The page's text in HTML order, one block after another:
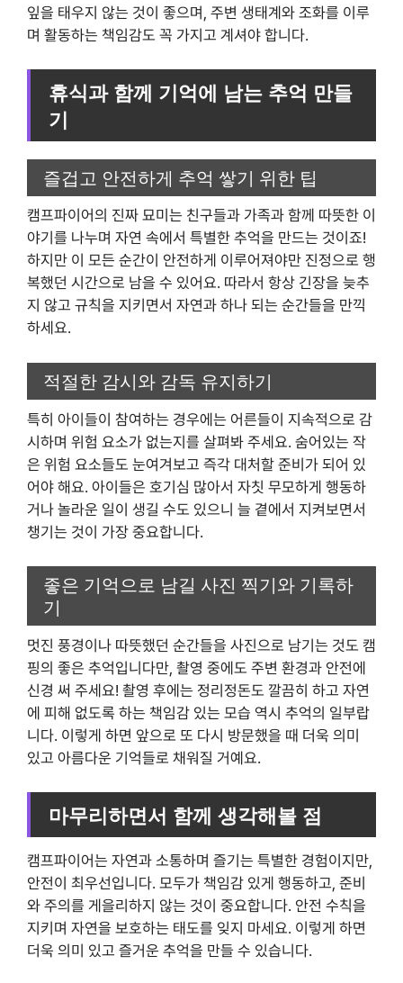
잎을 태우지 않는 것이 좋으며, 주변 생태계와 조화를 이루
며 활동하는 책임감도 꼭 가지고 계셔야 합니다.
휴식과 함께 기억에 남는 추억 만들
기
즐겁고 안전하게 추억 쌓기 위한 팁
캠프파이어의 진짜 묘미는 친구들과 가족과 함께 따뜻한 이
야기를 나누며 자연 속에서 특별한 추억을 만드는 것이죠!
하지만 이 모든 순간이 안전하게 이루어져야만 진정으로 행
복했던 시간으로 남을 수 있어요. 따라서 항상 긴장을 늦추
지 않고 규칙을 지키면서 자연과 하나 되는 순간들을 만끽
하세요.
적절한 감시와 감독 유지하기
특히 아이들이 참여하는 경우에는 어른들이 지속적으로 감
시하며 위험 요소가 없는지를 살펴봐 주세요. 숨어있는 작
은 위험 요소들도 눈여겨보고 즉각 대처할 준비가 되어 있
어야 해요. 아이들은 호기심 많아서 자칫 무모하게 행동하
거나 놀라운 일이 생길 수도 있으니 늘 곁에서 지켜보면서
챙기는 것이 가장 중요합니다.
좋은 기억으로 남길 사진 찍기와 기록하
기
멋진 풍경이나 따뜻했던 순간들을 사진으로 남기는 것도 캠
핑의 좋은 추억입니다만, 촬영 중에도 주변 환경과 안전에
신경 써 주세요! 촬영 후에는 정리정돈도 깔끔히 하고 자연
에 피해 없도록 하는 책임감 있는 모습 역시 추억의 일부랍
니다. 이렇게 하면 앞으로 또 다시 방문했을 때 더욱 의미
있고 아름다운 기억들로 채워질 거예요.
마무리하면서 함께 생각해볼 점
캠프파이어는 자연과 소통하며 즐기는 특별한 경험이지만,
안전이 최우선입니다. 모두가 책임감 있게 행동하고, 준비
와 주의를 게을리하지 않는 것이 중요합니다. 안전 수칙을
지키며 자연을 보호하는 태도를 잊지 마세요. 이렇게 하면
더욱 의미 있고 즐거운 추억을 만들 수 있습니다.